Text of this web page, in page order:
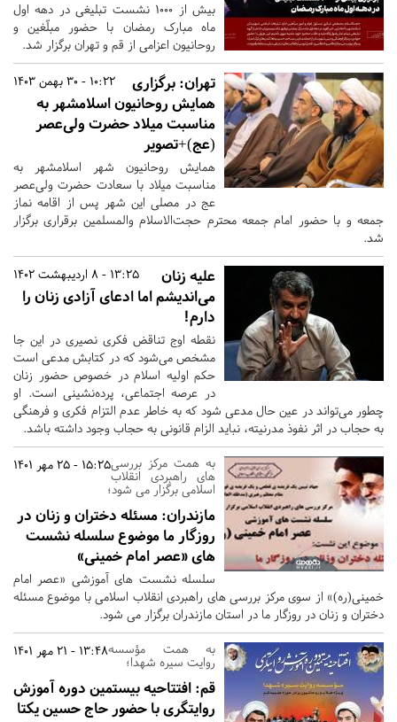
بیش از ۱۰۰۰ نشست تبلیغی در دهه اول
ماه مبارک رمضان با حضور مبلّغین و
روحانیون اعزامی از قم و تهران برگزار شد.
10:22 - 30 بهمن 1403 تهران: برگزاری
همایش روحانیون اسلامشهر به
مناسبت میلاد حضرت ولی‌عصر
(عج)+تصویر
همایش روحانیون شهر اسلامشهر به
مناسبت میلاد با سعادت حضرت ولی‌عصر
عج در مصلی این شهر پس از اقامه نماز
جمعه و با حضور امام جمعه محترم حجت‌الاسلام والمسلمین برقراری برگزار
شد.
13:25 - 8 اردیبهشت 1402
علیه زنان
می‌اندیشم اما ادعای آزادی زنان را
دارم!
نقطه اوج تناقض فکری نصیری در این جا
مشخص می‌شود که در کتابش مدعی است
حکم اولیه اسلام در خصوص حضور زنان
در عرصه اجتماعی، پرده‌نشینی است. او
چطور می‌تواند در عین حال مدعی شود که به خاطر عدم التزام فکری و فرهنگی
به حجاب در اثر نفوذ مدرنیته، نباید الزام قانونی به حجاب وجود داشته باشد.
15:25 - 25 مهر 1401به همت مرکز بررسی
های راهبردی انقلاب
اسلامی برگزار می شود؛
مازندران: مسئله دختران و زنان در
روزگار ما موضوع سلسله نشست
های «عصر امام خمینی»
سلسله نشست های آموزشی «عصر امام
خمینی(ره)» از سوی مرکز بررسی های راهبردی انقلاب اسلامی با موضوع مسئله
دختران و زنان در روزگار ما در استان مازندران برگزار می شود.
13:48 - 21 مهر 1401به همت مؤسسه
روایت سیره شهدا؛
قم: افتتاحیه بیستمین دوره آموزش
روایتگری با حضور حاج حسین یکتا